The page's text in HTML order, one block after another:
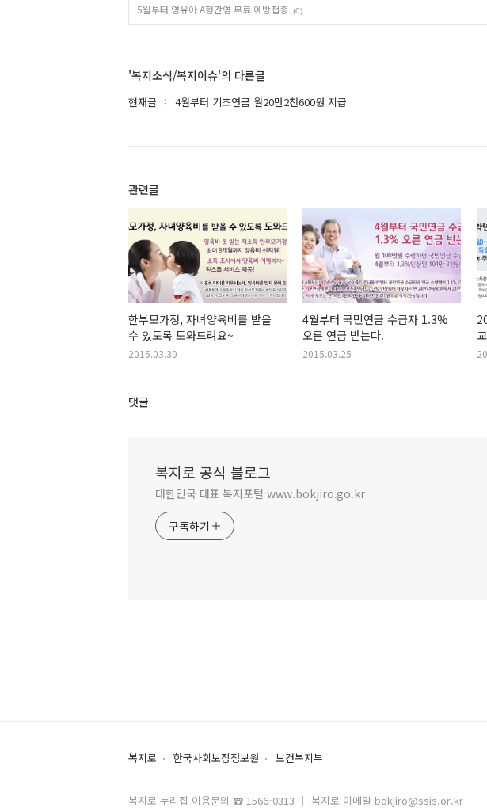
5월부터 영유아 A형간염 무료 예방접종 (0)
'복지소식/복지이슈'의 다른글
현재글 4월부터 기초연금 월20만2천600원 지급
관련글
한부모가정, 자녀양육비를 받을
수 있도록 도와드려요~
2015.03.30
4월부터 국민연금 수급자 1.3%
오른 연금 받는다.
2015.03.25
댓글
복지로 공식 블로그
대한민국 대표 복지포털 www.bokjiro.go.kr
구독하기
복지로 한국사회보장정보원 보건복지부
복지로 누리집 이용문의 ☎ 1566-0313 ｜ 복지로 이메일 bokjiro@ssis.or.kr